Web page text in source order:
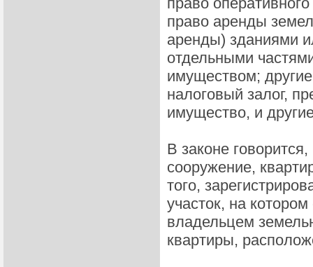
право аренды
аренды) зданиями
отдельными
имуществом;
налоговый залог,
имущество, и
В законе
сооружение,
того,
участок, на
владельцем
квартиры,